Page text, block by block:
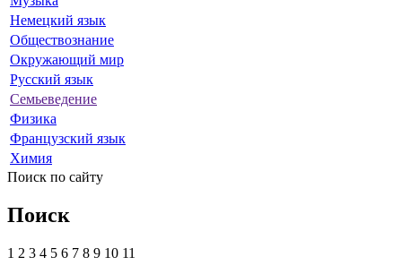
Немецкий язык
Обществознание
Окружающий мир
Русский язык
Семьеведение
Физика
Французский язык
Химия
Поиск по сайту
Поиск
1 2 3 4 5 6 7 8 9 10 11